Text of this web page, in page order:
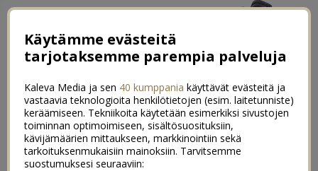
←Viisivuotiaan kesähaastattelu
Lapsiperheen päivä Porvoossa→
Käytämme evästeitä
tarjotaksemme parempia palveluja
Kaleva Media ja sen 40 kumppania käyttävät evästeitä ja
vastaavia teknologioita henkilötietojen (esim. laitetunniste)
keräämiseen. Tekniikoita käytetään esimerkiksi sivustojen
toiminnan optimoimiseen, sisältösuosituksiin,
kävijämäärien mittaukseen, markkinointiin sekä
tarkoituksenmukaisiin mainoksiin. Tarvitsemme
suostumuksesi seuraaviin: